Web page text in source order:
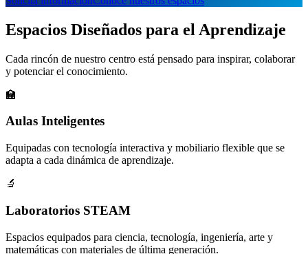
Espacios Diseñados para el Aprendizaje
Cada rincón de nuestro centro está pensado para inspirar, colaborar
y potenciar el conocimiento.
🏫
Aulas Inteligentes
Equipadas con tecnología interactiva y mobiliario flexible que se
adapta a cada dinámica de aprendizaje.
🔬
Laboratorios STEAM
Espacios equipados para ciencia, tecnología, ingeniería, arte y
matemáticas con materiales de última generación.